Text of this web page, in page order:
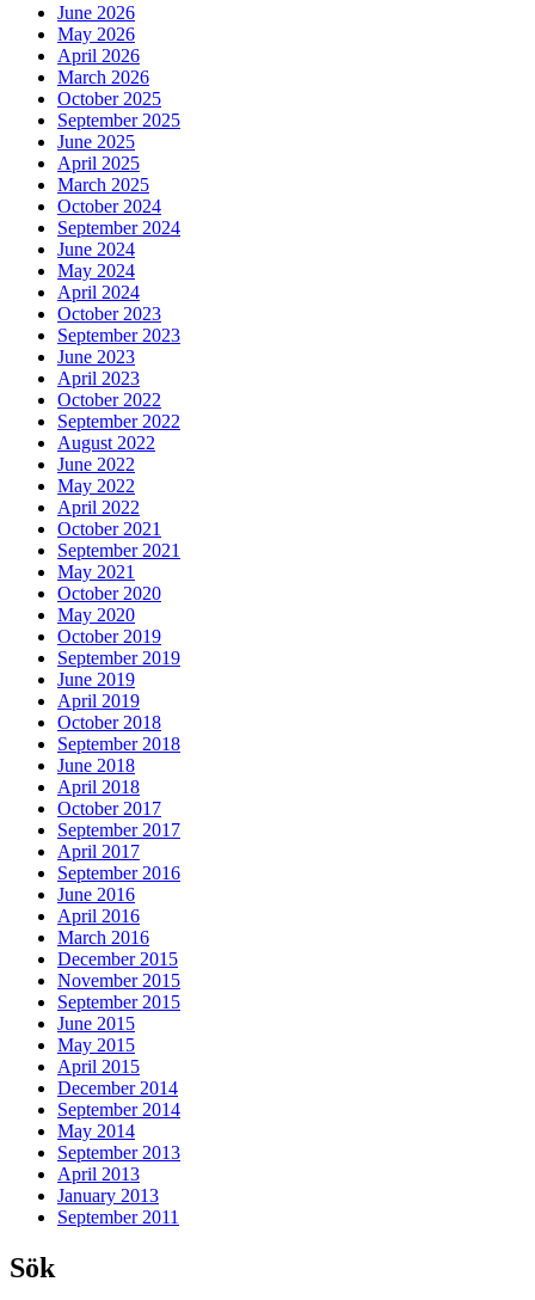
June 2026
May 2026
April 2026
March 2026
October 2025
September 2025
June 2025
April 2025
March 2025
October 2024
September 2024
June 2024
May 2024
April 2024
October 2023
September 2023
June 2023
April 2023
October 2022
September 2022
August 2022
June 2022
May 2022
April 2022
October 2021
September 2021
May 2021
October 2020
May 2020
October 2019
September 2019
June 2019
April 2019
October 2018
September 2018
June 2018
April 2018
October 2017
September 2017
April 2017
September 2016
June 2016
April 2016
March 2016
December 2015
November 2015
September 2015
June 2015
May 2015
April 2015
December 2014
September 2014
May 2014
September 2013
April 2013
January 2013
September 2011
Sök